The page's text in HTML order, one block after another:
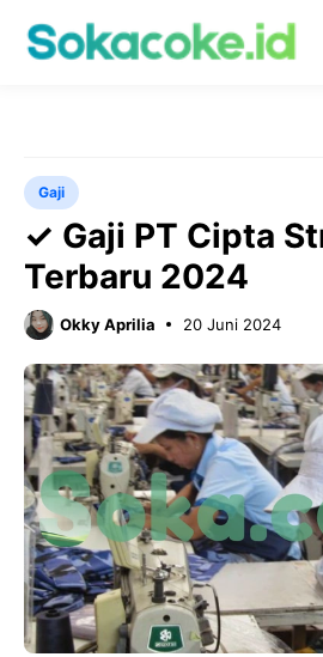
Gaji
✓ Gaji PT Cipta
Terbaru 2024
Okky Aprilia 20 Juni 2024